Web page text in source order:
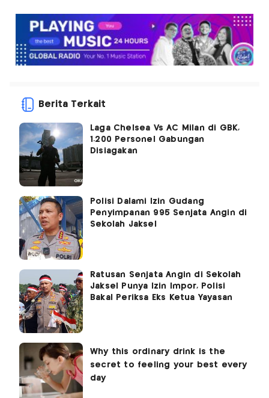
Berita Terkait
Laga Chelsea Vs AC Milan di GBK,
1.200 Personel Gabungan
Disiagakan
Polisi Dalami Izin Gudang
Penyimpanan 995 Senjata Angin di
Sekolah Jaksel
Ratusan Senjata Angin di Sekolah
Jaksel Punya Izin Impor, Polisi
Bakal Periksa Eks Ketua Yayasan